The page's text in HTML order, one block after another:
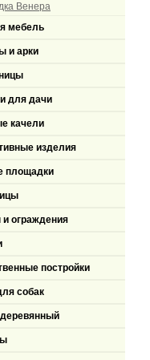
Венера
мебель
и арки
для дачи
качели
изделия
площадки
ограждения
постройки
собак